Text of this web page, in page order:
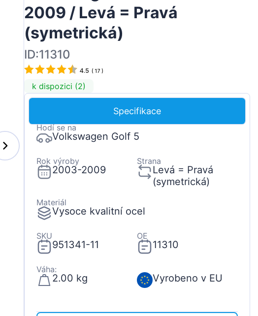
Magyar
Latvian
Slovenčina
2009 / Levá = Pravá
(symetrická)
ID:11310
4.5 ( 17 )
k dispozici (2)
Specifikace
Hodí se na
Volkswagen Golf 5
Rok výroby
2003-2009
Strana
Levá = Pravá
(symetrická)
Materiál
Vysoce kvalitní ocel
SKU
951341-11
OE
11310
Váha:
2.00 kg Vyrobeno v EU